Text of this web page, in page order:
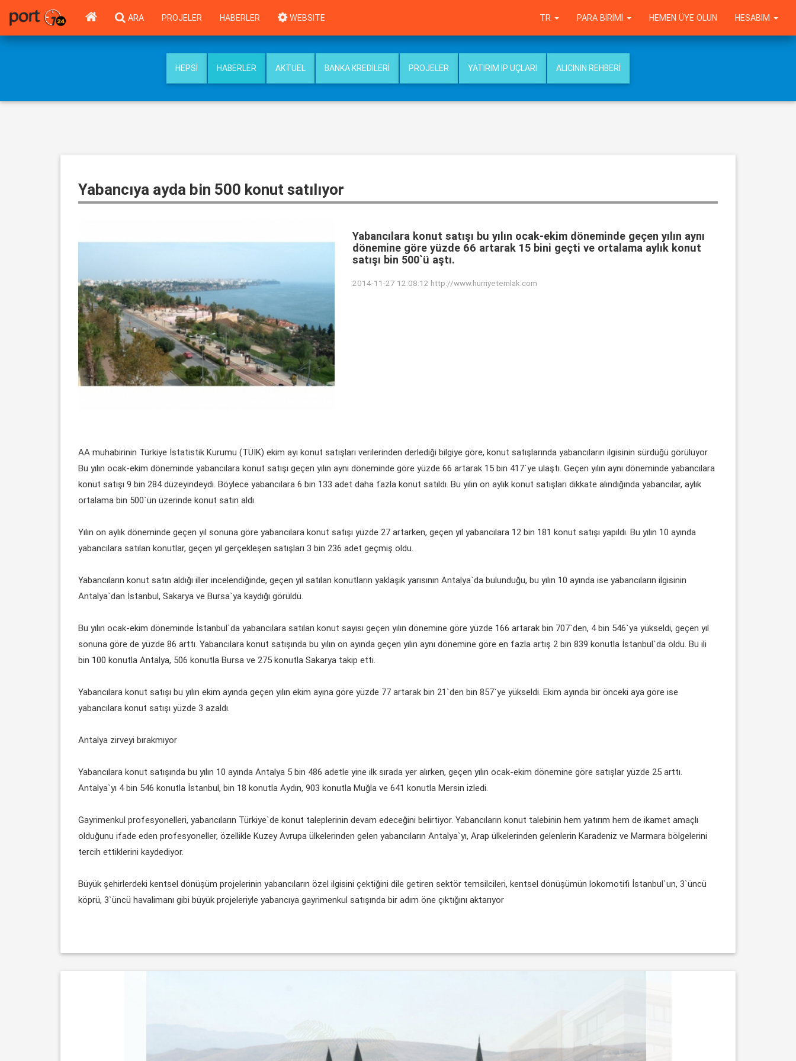
ARA PROJELER HABERLER WEBSITE HESABIM
HEMEN ÜYE OLUN
PARA BIRIMI
TR
HEPSI HABERLER AKTUEL BANKA KREDILERI PROJELER YATIRIM İP UÇLARI ALICININ REHBERI
Yabancıya ayda bin 500 konut satılıyor
Yabancılara konut satışı bu yılın ocak-ekim döneminde geçen yılın aynı
dönemine göre yüzde 66 artarak 15 bini geçti ve ortalama aylık konut
satışı bin 500`ü aştı.
2014-11-27 12:08:12 http://www.hurriyetemlak.com
AA muhabirinin Türkiye İstatistik Kurumu (TÜİK) ekim ayı konut satışları verilerinden derlediği bilgiye göre, konut satışlarında yabancıların ilgisinin sürdüğü görülüyor.
Bu yılın ocak-ekim döneminde yabancılara konut satışı geçen yılın aynı döneminde göre yüzde 66 artarak 15 bin 417`ye ulaştı. Geçen yılın aynı döneminde yabancılara
konut satışı 9 bin 284 düzeyindeydi. Böylece yabancılara 6 bin 133 adet daha fazla konut satıldı. Bu yılın on aylık konut satışları dikkate alındığında yabancılar, aylık
ortalama bin 500`ün üzerinde konut satın aldı.
Yılın on aylık döneminde geçen yıl sonuna göre yabancılara konut satışı yüzde 27 artarken, geçen yıl yabancılara 12 bin 181 konut satışı yapıldı. Bu yılın 10 ayında
yabancılara satılan konutlar, geçen yıl gerçekleşen satışları 3 bin 236 adet geçmiş oldu.
Yabancıların konut satın aldığı iller incelendiğinde, geçen yıl satılan konutların yaklaşık yarısının Antalya`da bulunduğu, bu yılın 10 ayında ise yabancıların ilgisinin
Antalya`dan İstanbul, Sakarya ve Bursa`ya kaydığı görüldü.
Bu yılın ocak-ekim döneminde İstanbul`da yabancılara satılan konut sayısı geçen yılın dönemine göre yüzde 166 artarak bin 707`den, 4 bin 546`ya yükseldi, geçen yıl
sonuna göre de yüzde 86 arttı. Yabancılara konut satışında bu yılın on ayında geçen yılın aynı dönemine göre en fazla artış 2 bin 839 konutla İstanbul`da oldu. Bu ili
bin 100 konutla Antalya, 506 konutla Bursa ve 275 konutla Sakarya takip etti.
Yabancılara konut satışı bu yılın ekim ayında geçen yılın ekim ayına göre yüzde 77 artarak bin 21`den bin 857`ye yükseldi. Ekim ayında bir önceki aya göre ise
yabancılara konut satışı yüzde 3 azaldı.
Antalya zirveyi bırakmıyor
Yabancılara konut satışında bu yılın 10 ayında Antalya 5 bin 486 adetle yine ilk sırada yer alırken, geçen yılın ocak-ekim dönemine göre satışlar yüzde 25 arttı.
Antalya`yı 4 bin 546 konutla İstanbul, bin 18 konutla Aydın, 903 konutla Muğla ve 641 konutla Mersin izledi.
Gayrimenkul profesyonelleri, yabancıların Türkiye`de konut taleplerinin devam edeceğini belirtiyor. Yabancıların konut talebinin hem yatırım hem de ikamet amaçlı
olduğunu ifade eden profesyoneller, özellikle Kuzey Avrupa ülkelerinden gelen yabancıların Antalya`yı, Arap ülkelerinden gelenlerin Karadeniz ve Marmara bölgelerini
tercih ettiklerini kaydediyor.
Büyük şehirlerdeki kentsel dönüşüm projelerinin yabancıların özel ilgisini çektiğini dile getiren sektör temsilcileri, kentsel dönüşümün lokomotifi İstanbul`un, 3`üncü
köprü, 3`üncü havalimanı gibi büyük projeleriyle yabancıya gayrimenkul satışında bir adım öne çıktığını aktarıyor